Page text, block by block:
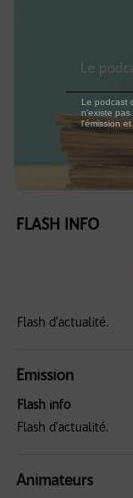
FLASH INFO
Flash d'actualité.
Emission
Flash info
Flash d'actualité.
Animateurs
Le
Le podcast
n'existe
l'émission